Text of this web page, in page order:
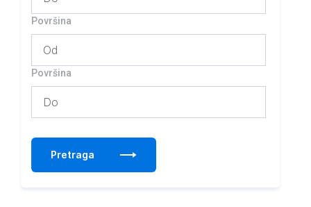
Površina
Površina
Pretraga